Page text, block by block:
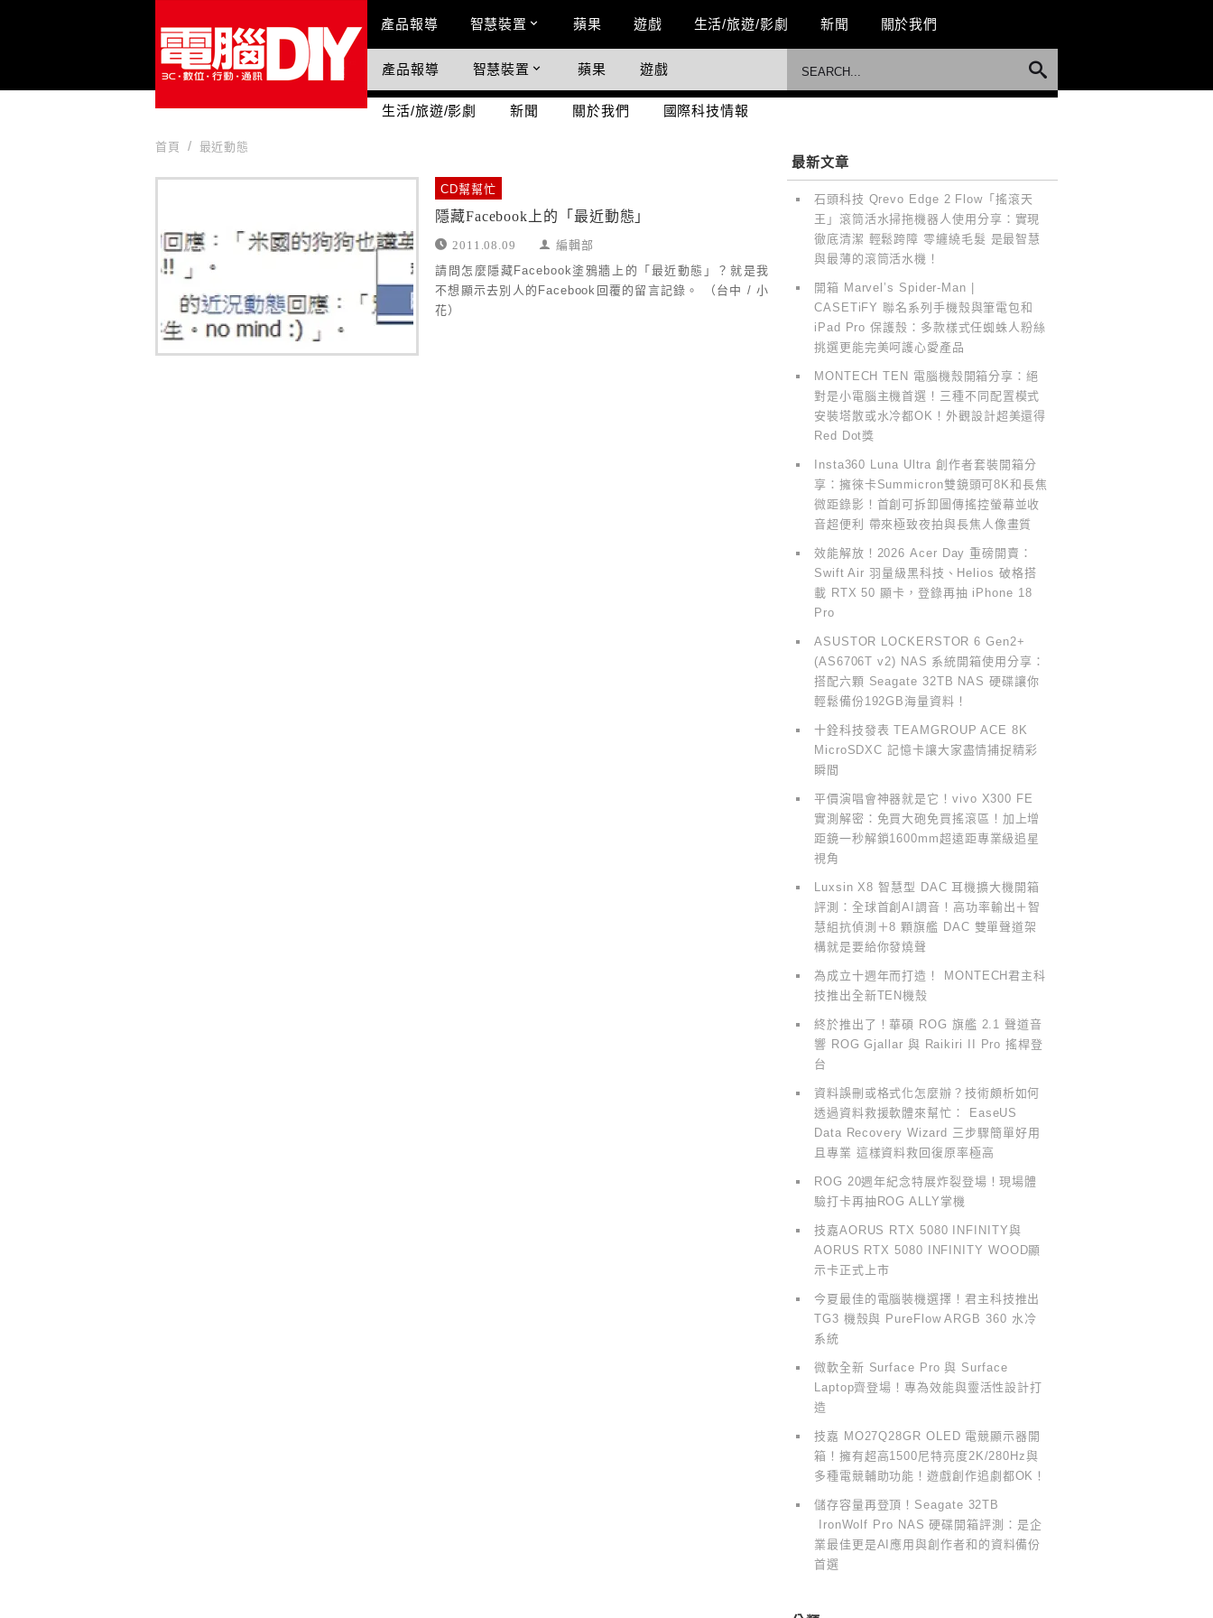
Main Menu
產品報導 智慧裝置 蘋果 遊戲 生活/旅遊/影劇 新聞 關於我們
國際科技情報
產品報導 智慧裝置 蘋果 遊戲
生活/旅遊/影劇 新聞 關於我們 國際科技情報
首頁 最近動態
CD幫幫忙
隱藏Facebook上的「最近動態」
2011.08.09 編輯部
請問怎麼隱藏Facebook塗鴉牆上的「最近動態」？就是我
不想顯示去別人的Facebook回覆的留言記錄。 （台中 / 小
花）
最新文章
石頭科技 Qrevo Edge 2 Flow「搖滾天
王」滾筒活水掃拖機器人使用分享：實現
徹底清潔 輕鬆跨障 零纏繞毛髮 是最智慧
與最薄的滾筒活水機！
開箱 Marvel’s Spider-Man |
CASETiFY 聯名系列手機殼與筆電包和
iPad Pro 保護殼：多款樣式任蜘蛛人粉絲
挑選更能完美呵護心愛產品
MONTECH TEN 電腦機殼開箱分享：絕
對是小電腦主機首選！三種不同配置模式
安裝塔散或水冷都OK！外觀設計超美還得
Red Dot獎
Insta360 Luna Ultra 創作者套裝開箱分
享：擁徠卡Summicron雙鏡頭可8K和長焦
微距錄影！首創可拆卸圖傳搖控螢幕並收
音超便利 帶來極致夜拍與長焦人像畫質
效能解放！2026 Acer Day 重磅開賣：
Swift Air 羽量級黑科技、Helios 破格搭
載 RTX 50 顯卡，登錄再抽 iPhone 18
Pro
ASUSTOR LOCKERSTOR 6 Gen2+
(AS6706T v2) NAS 系統開箱使用分享：
搭配六顆 Seagate 32TB NAS 硬碟讓你
輕鬆備份192GB海量資料！
十銓科技發表 TEAMGROUP ACE 8K
MicroSDXC 記憶卡讓大家盡情捕捉精彩
瞬間
平價演唱會神器就是它！vivo X300 FE
實測解密：免買大砲免買搖滾區！加上增
距鏡一秒解鎖1600mm超遠距專業級追星
視角
Luxsin X8 智慧型 DAC 耳機擴大機開箱
評測：全球首創AI調音！高功率輸出＋智
慧組抗偵測＋8 顆旗艦 DAC 雙單聲道架
構就是要給你發燒聲
為成立十週年而打造！ MONTECH君主科
技推出全新TEN機殼
終於推出了！華碩 ROG 旗艦 2.1 聲道音
響 ROG Gjallar 與 Raikiri II Pro 搖桿登
台
資料誤刪或格式化怎麼辦？技術頗析如何
透過資料救援軟體來幫忙： EaseUS
Data Recovery Wizard 三步驟簡單好用
且專業 這樣資料救回復原率極高
ROG 20週年紀念特展炸裂登場！現場體
驗打卡再抽ROG ALLY掌機
技嘉AORUS RTX 5080 INFINITY與
AORUS RTX 5080 INFINITY WOOD顯
示卡正式上市
今夏最佳的電腦裝機選擇！君主科技推出
TG3 機殼與 PureFlow ARGB 360 水冷
系統
微軟全新 Surface Pro 與 Surface
Laptop齊登場！專為效能與靈活性設計打
造
技嘉 MO27Q28GR OLED 電競顯示器開
箱！擁有超高1500尼特亮度2K/280Hz與
多種電競輔助功能！遊戲創作追劇都OK！
儲存容量再登頂！Seagate 32TB
IronWolf Pro NAS 硬碟開箱評測：是企
業最佳更是AI應用與創作者和的資料備份
首選